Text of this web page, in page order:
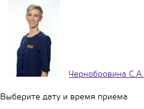
Чернобровина С.А.
Выберите дату и время приема